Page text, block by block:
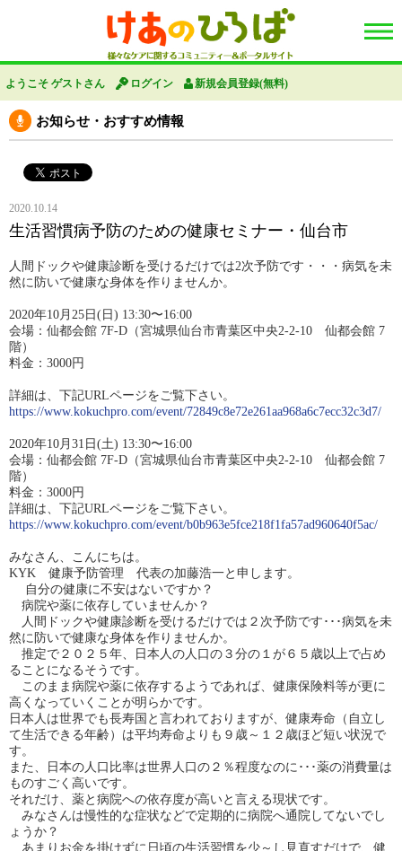
ようこそ ゲストさん ログイン 新規会員登録(無料)
お知らせ・おすすめ情報
2020.10.14
生活習慣病予防のための健康セミナー・仙台市
人間ドックや健康診断を受けるだけでは2次予防です・・・病気を未
然に防いで健康な身体を作りませんか。
2020年10月25日(日) 13:30〜16:00
会場：仙都会館 7F-D（宮城県仙台市青葉区中央2-2-10 仙都会館 7
階）
料金：3000円
詳細は、下記URLページをご覧下さい。
https://www.kokuchpro.com/event/72849c8e72e261aa968a6c7ecc32c3d7/
2020年10月31日(土) 13:30〜16:00
会場：仙都会館 7F-D（宮城県仙台市青葉区中央2-2-10 仙都会館 7
階）
料金：3000円
詳細は、下記URLページをご覧下さい。
https://www.kokuchpro.com/event/b0b963e5fce218f1fa57ad960640f5ac/
みなさん、こんにちは。
KYK 健康予防管理 代表の加藤浩一と申します。
自分の健康に不安はないですか？
病院や薬に依存していませんか？
人間ドックや健康診断を受けるだけでは２次予防です･･･病気を未
然に防いで健康な身体を作りませんか。 ​
推定で２０２５年、日本人の人口の３分の１が６５歳以上で占め
ることになるそうです。
このまま病院や薬に依存するようであれば、健康保険料等が更に
高くなっていくことが明らかです。
日本人は世界でも長寿国と言われておりますが、健康寿命（自立し
て生活できる年齢）は平均寿命よりも９歳～１２歳ほど短い状況で
す。​
また、日本の人口比率は世界人口の２％程度なのに･･･薬の消費量は
ものすごく高いです。
それだけ、薬と病院への依存度が高いと言える現状です。
​ みなさんは慢性的な症状などで定期的に病院へ通院してないでし
ょうか？
あまりお金を掛けずに日頃の生活習慣を少～し見直すだけで、健